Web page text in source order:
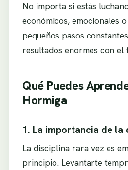
No importa si estás
económicos, emocionales
pequeños pasos
resultados enormes con el
Qué Puedes
Hormiga
1. La importancia de la
La disciplina rara vez es
principio. Levantarte